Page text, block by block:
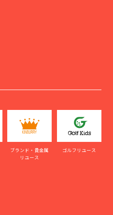
ブランド・貴金属
リユース
ゴルフリユース